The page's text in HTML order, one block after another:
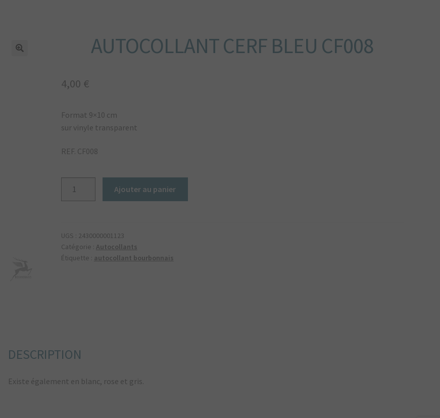
AUTOCOLLANT CERF BLEU CF008
4,00 €
Format 9×10 cm
sur vinyle transparent
REF. CF008
bleu
CF008
Ajouter au panier
UGS : 2430000001123
Catégorie : Autocollants
Étiquette : autocollant bourbonnais
DESCRIPTION
Existe également en blanc, rose et gris.